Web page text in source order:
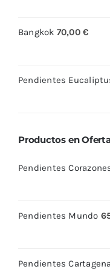
Bangkok 70,00€
Pendientes
Productos en
Pendientes
Pendientes Mundo
Pendientes Cartagena